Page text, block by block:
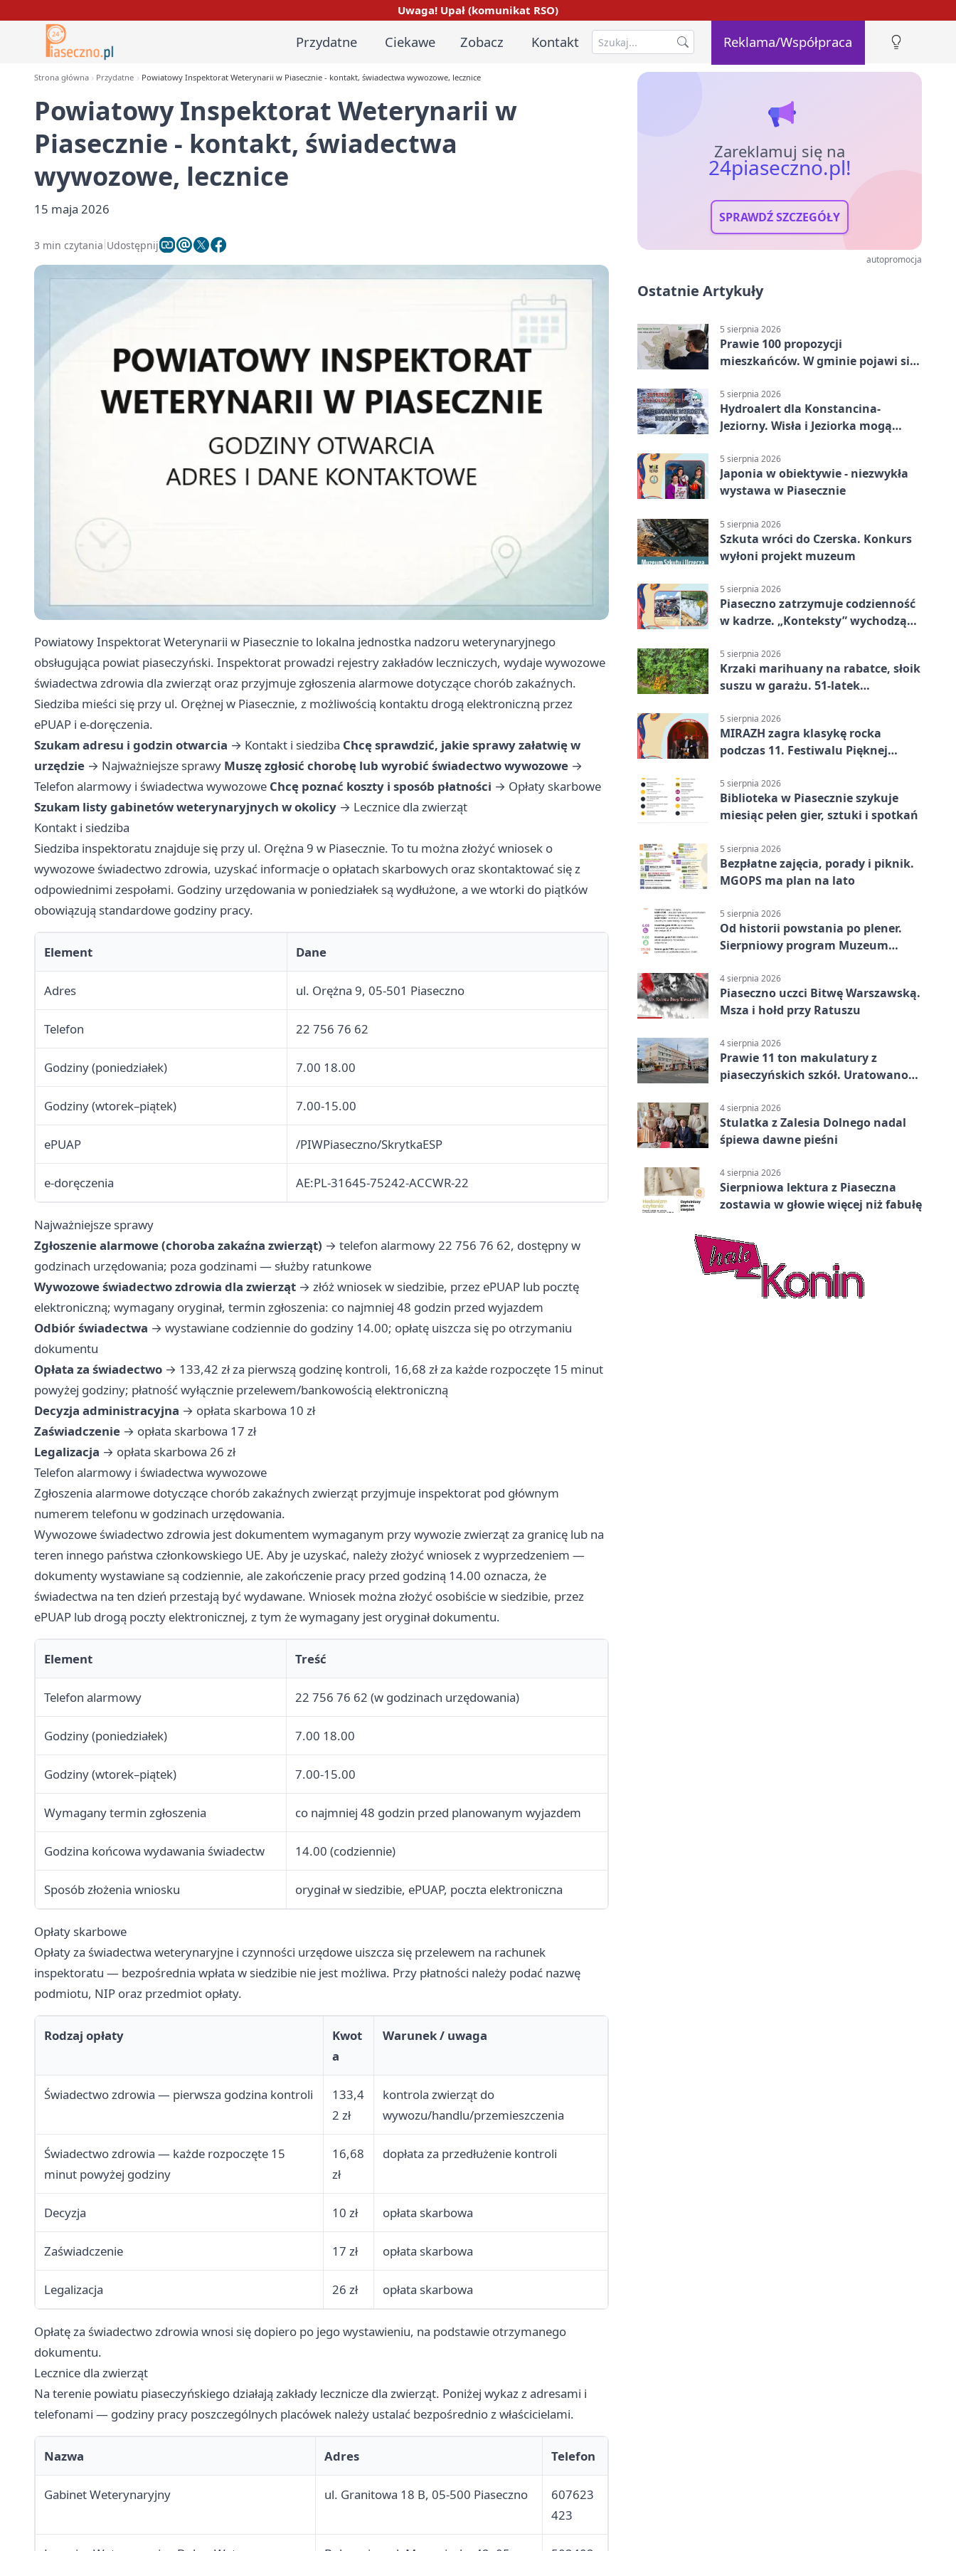
Uwaga! Upał (komunikat RSO)
Przydatne Ciekawe Zobacz Kontakt Reklama/Współpraca
Strona główna Przydatne Powiatowy Inspektorat Weterynarii w Piasecznie - kontakt, świadectwa wywozowe, lecznice
Powiatowy Inspektorat Weterynarii w
Piasecznie - kontakt, świadectwa
wywozowe, lecznice
15 maja 2026
3 min czytania Udostępnij
Powiatowy Inspektorat Weterynarii w Piasecznie to lokalna jednostka nadzoru weterynaryjnego
obsługująca powiat piaseczyński. Inspektorat prowadzi rejestry zakładów leczniczych, wydaje wywozowe
świadectwa zdrowia dla zwierząt oraz przyjmuje zgłoszenia alarmowe dotyczące chorób zakaźnych.
Siedziba mieści się przy ul. Orężnej w Piasecznie, z możliwością kontaktu drogą elektroniczną przez
ePUAP i e-doręczenia.
Szukam adresu i godzin otwarcia → Kontakt i siedziba Chcę sprawdzić, jakie sprawy załatwię w
urzędzie → Najważniejsze sprawy Muszę zgłosić chorobę lub wyrobić świadectwo wywozowe →
Telefon alarmowy i świadectwa wywozowe Chcę poznać koszty i sposób płatności → Opłaty skarbowe
Szukam listy gabinetów weterynaryjnych w okolicy → Lecznice dla zwierząt
Kontakt i siedziba
Siedziba inspektoratu znajduje się przy ul. Orężna 9 w Piasecznie. To tu można złożyć wniosek o
wywozowe świadectwo zdrowia, uzyskać informacje o opłatach skarbowych oraz skontaktować się z
odpowiednimi zespołami. Godziny urzędowania w poniedziałek są wydłużone, a we wtorki do piątków
obowiązują standardowe godziny pracy.
Element Dane
Adres ul. Orężna 9, 05-501 Piaseczno
Telefon 22 756 76 62
Godziny (poniedziałek) 7.00 18.00
Godziny (wtorek–piątek) 7.00-15.00
ePUAP /PIWPiaseczno/SkrytkaESP
e-doręczenia AE:PL-31645-75242-ACCWR-22
Najważniejsze sprawy
Zgłoszenie alarmowe (choroba zakaźna zwierząt) → telefon alarmowy 22 756 76 62, dostępny w
godzinach urzędowania; poza godzinami — służby ratunkowe
Wywozowe świadectwo zdrowia dla zwierząt → złóż wniosek w siedzibie, przez ePUAP lub pocztę
elektroniczną; wymagany oryginał, termin zgłoszenia: co najmniej 48 godzin przed wyjazdem
Odbiór świadectwa → wystawiane codziennie do godziny 14.00; opłatę uiszcza się po otrzymaniu
dokumentu
Opłata za świadectwo → 133,42 zł za pierwszą godzinę kontroli, 16,68 zł za każde rozpoczęte 15 minut
powyżej godziny; płatność wyłącznie przelewem/bankowością elektroniczną
Decyzja administracyjna → opłata skarbowa 10 zł
Zaświadczenie → opłata skarbowa 17 zł
Legalizacja → opłata skarbowa 26 zł
Telefon alarmowy i świadectwa wywozowe
Zgłoszenia alarmowe dotyczące chorób zakaźnych zwierząt przyjmuje inspektorat pod głównym
numerem telefonu w godzinach urzędowania.
Wywozowe świadectwo zdrowia jest dokumentem wymaganym przy wywozie zwierząt za granicę lub na
teren innego państwa członkowskiego UE. Aby je uzyskać, należy złożyć wniosek z wyprzedzeniem —
dokumenty wystawiane są codziennie, ale zakończenie pracy przed godziną 14.00 oznacza, że
świadectwa na ten dzień przestają być wydawane. Wniosek można złożyć osobiście w siedzibie, przez
ePUAP lub drogą poczty elektronicznej, z tym że wymagany jest oryginał dokumentu.
Element Treść
Telefon alarmowy 22 756 76 62 (w godzinach urzędowania)
Godziny (poniedziałek) 7.00 18.00
Godziny (wtorek–piątek) 7.00-15.00
Wymagany termin zgłoszenia co najmniej 48 godzin przed planowanym wyjazdem
Godzina końcowa wydawania świadectw 14.00 (codziennie)
Sposób złożenia wniosku oryginał w siedzibie, ePUAP, poczta elektroniczna
Opłaty skarbowe
Opłaty za świadectwa weterynaryjne i czynności urzędowe uiszcza się przelewem na rachunek
inspektoratu — bezpośrednia wpłata w siedzibie nie jest możliwa. Przy płatności należy podać nazwę
podmiotu, NIP oraz przedmiot opłaty.
Rodzaj opłaty
Kwot
a
Warunek / uwaga
Świadectwo zdrowia — pierwsza godzina kontroli
133,4
2 zł
kontrola zwierząt do
wywozu/handlu/przemieszczenia
Świadectwo zdrowia — każde rozpoczęte 15
minut powyżej godziny
16,68
zł
dopłata za przedłużenie kontroli
Decyzja 10 zł opłata skarbowa
Zaświadczenie 17 zł opłata skarbowa
Legalizacja 26 zł opłata skarbowa
Opłatę za świadectwo zdrowia wnosi się dopiero po jego wystawieniu, na podstawie otrzymanego
dokumentu.
Lecznice dla zwierząt
Na terenie powiatu piaseczyńskiego działają zakłady lecznicze dla zwierząt. Poniżej wykaz z adresami i
telefonami — godziny pracy poszczególnych placówek należy ustalać bezpośrednio z właścicielami.
Nazwa Adres Telefon
Gabinet Weterynaryjny ul. Granitowa 18 B, 05-500 Piaseczno
607623
423
Zareklamuj się na
24piaseczno.pl!
SPRAWDŹ SZCZEGÓŁY
autopromocja
Ostatnie Artykuły
5 sierpnia 2026
Prawie 100 propozycji
mieszkańców. W gminie pojawi się
5 sierpnia 2026
Hydroalert dla Konstancina-
Jeziorny. Wisła i Jeziorka mogą
5 sierpnia 2026
Japonia w obiektywie - niezwykła
wystawa w Piasecznie
5 sierpnia 2026
Szkuta wróci do Czerska. Konkurs
wyłoni projekt muzeum
5 sierpnia 2026
Piaseczno zatrzymuje codzienność
w kadrze. „Konteksty” wychodzą
5 sierpnia 2026
Krzaki marihuany na rabatce, słoik
suszu w garażu. 51-latek
5 sierpnia 2026
MIRAZH zagra klasykę rocka
podczas 11. Festiwalu Pięknej
5 sierpnia 2026
Biblioteka w Piasecznie szykuje
miesiąc pełen gier, sztuki i spotkań
5 sierpnia 2026
Bezpłatne zajęcia, porady i piknik.
MGOPS ma plan na lato
5 sierpnia 2026
Od historii powstania po plener.
Sierpniowy program Muzeum
4 sierpnia 2026
Piaseczno uczci Bitwę Warszawską.
Msza i hołd przy Ratuszu
4 sierpnia 2026
Prawie 11 ton makulatury z
piaseczyńskich szkół. Uratowano
4 sierpnia 2026
Stulatka z Zalesia Dolnego nadal
śpiewa dawne pieśni
4 sierpnia 2026
Sierpniowa lektura z Piaseczna
zostawia w głowie więcej niż fabułę